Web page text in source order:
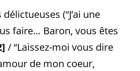
(“J’ai une
faire… Baron, vous êtes
/ “Laissez-moi vous dire
de mon coeur,